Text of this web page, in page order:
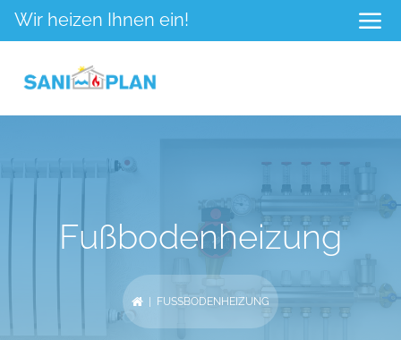
Fußbodenheizung
| FUSSBODENHEIZUNG
Wir heizen Ihnen ein!